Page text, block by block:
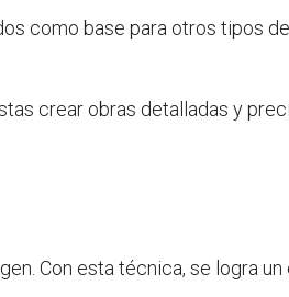
como base para otros tipos
crear obras detalladas y
Con esta técnica, se logra